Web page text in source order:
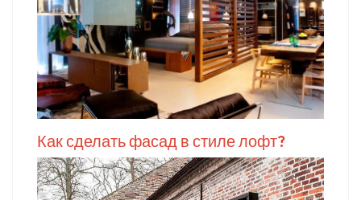
Как сделать фасад в стиле лофт?